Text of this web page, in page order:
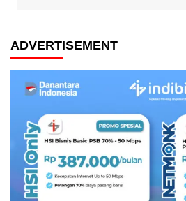
ADVERTISEMENT